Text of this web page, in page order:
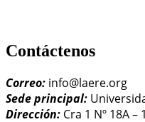
Contáctenos
Correo: info@laere.org
Sede principal:
Dirección: Cra 1 Nº 18A